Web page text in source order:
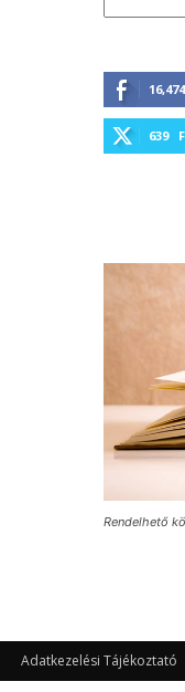
16,474
639
Rendelhető
Adatkezelési Tájékoztató